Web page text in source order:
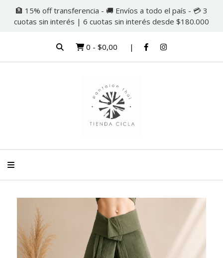
🏦 15% off transferencia - 🚚 Envíos a todo el país - 💳 3
cuotas sin interés | 6 cuotas sin interés desde $180.000
0 - $0,00